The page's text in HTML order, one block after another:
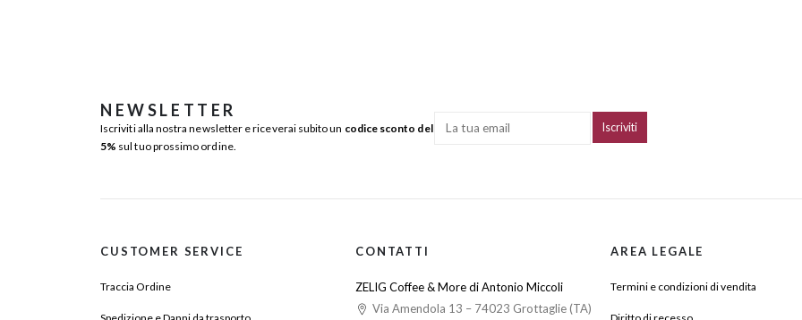
NEWSLETTER
Iscriviti alla nostra newsletter e riceverai subito un codice sconto del
5% sul tuo prossimo ordine.
CUSTOMER SERVICE
Traccia Ordine
CONTATTI
ZELIG Coffee & More di Antonio Miccoli
Via Amendola 13 – 74023 Grottaglie (TA)
AREA LEGALE
Termini e condizioni di vendita